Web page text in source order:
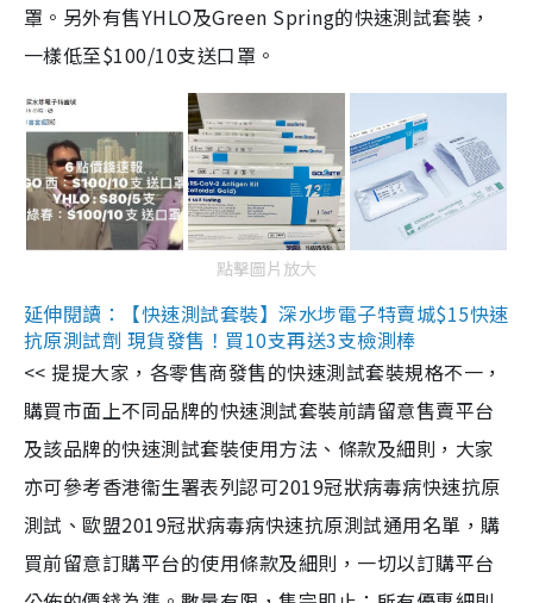
罩。另外有售YHLO及Green Spring的快速測試套裝，
一樣低至$100/10支送口罩。
點擊圖片放大
延伸閱讀：【快速測試套裝】深水埗電子特賣城$15快速
抗原測試劑 現貨發售！買10支再送3支檢測棒
<< 提提大家，各零售商發售的快速測試套裝規格不一，
購買市面上不同品牌的快速測試套裝前請留意售賣平台
及該品牌的快速測試套裝使用方法、條款及細則，大家
亦可參考香港衞生署表列認可2019冠狀病毒病快速抗原
測試、歐盟2019冠狀病毒病快速抗原測試通用名單，購
買前留意訂購平台的使用條款及細則，一切以訂購平台